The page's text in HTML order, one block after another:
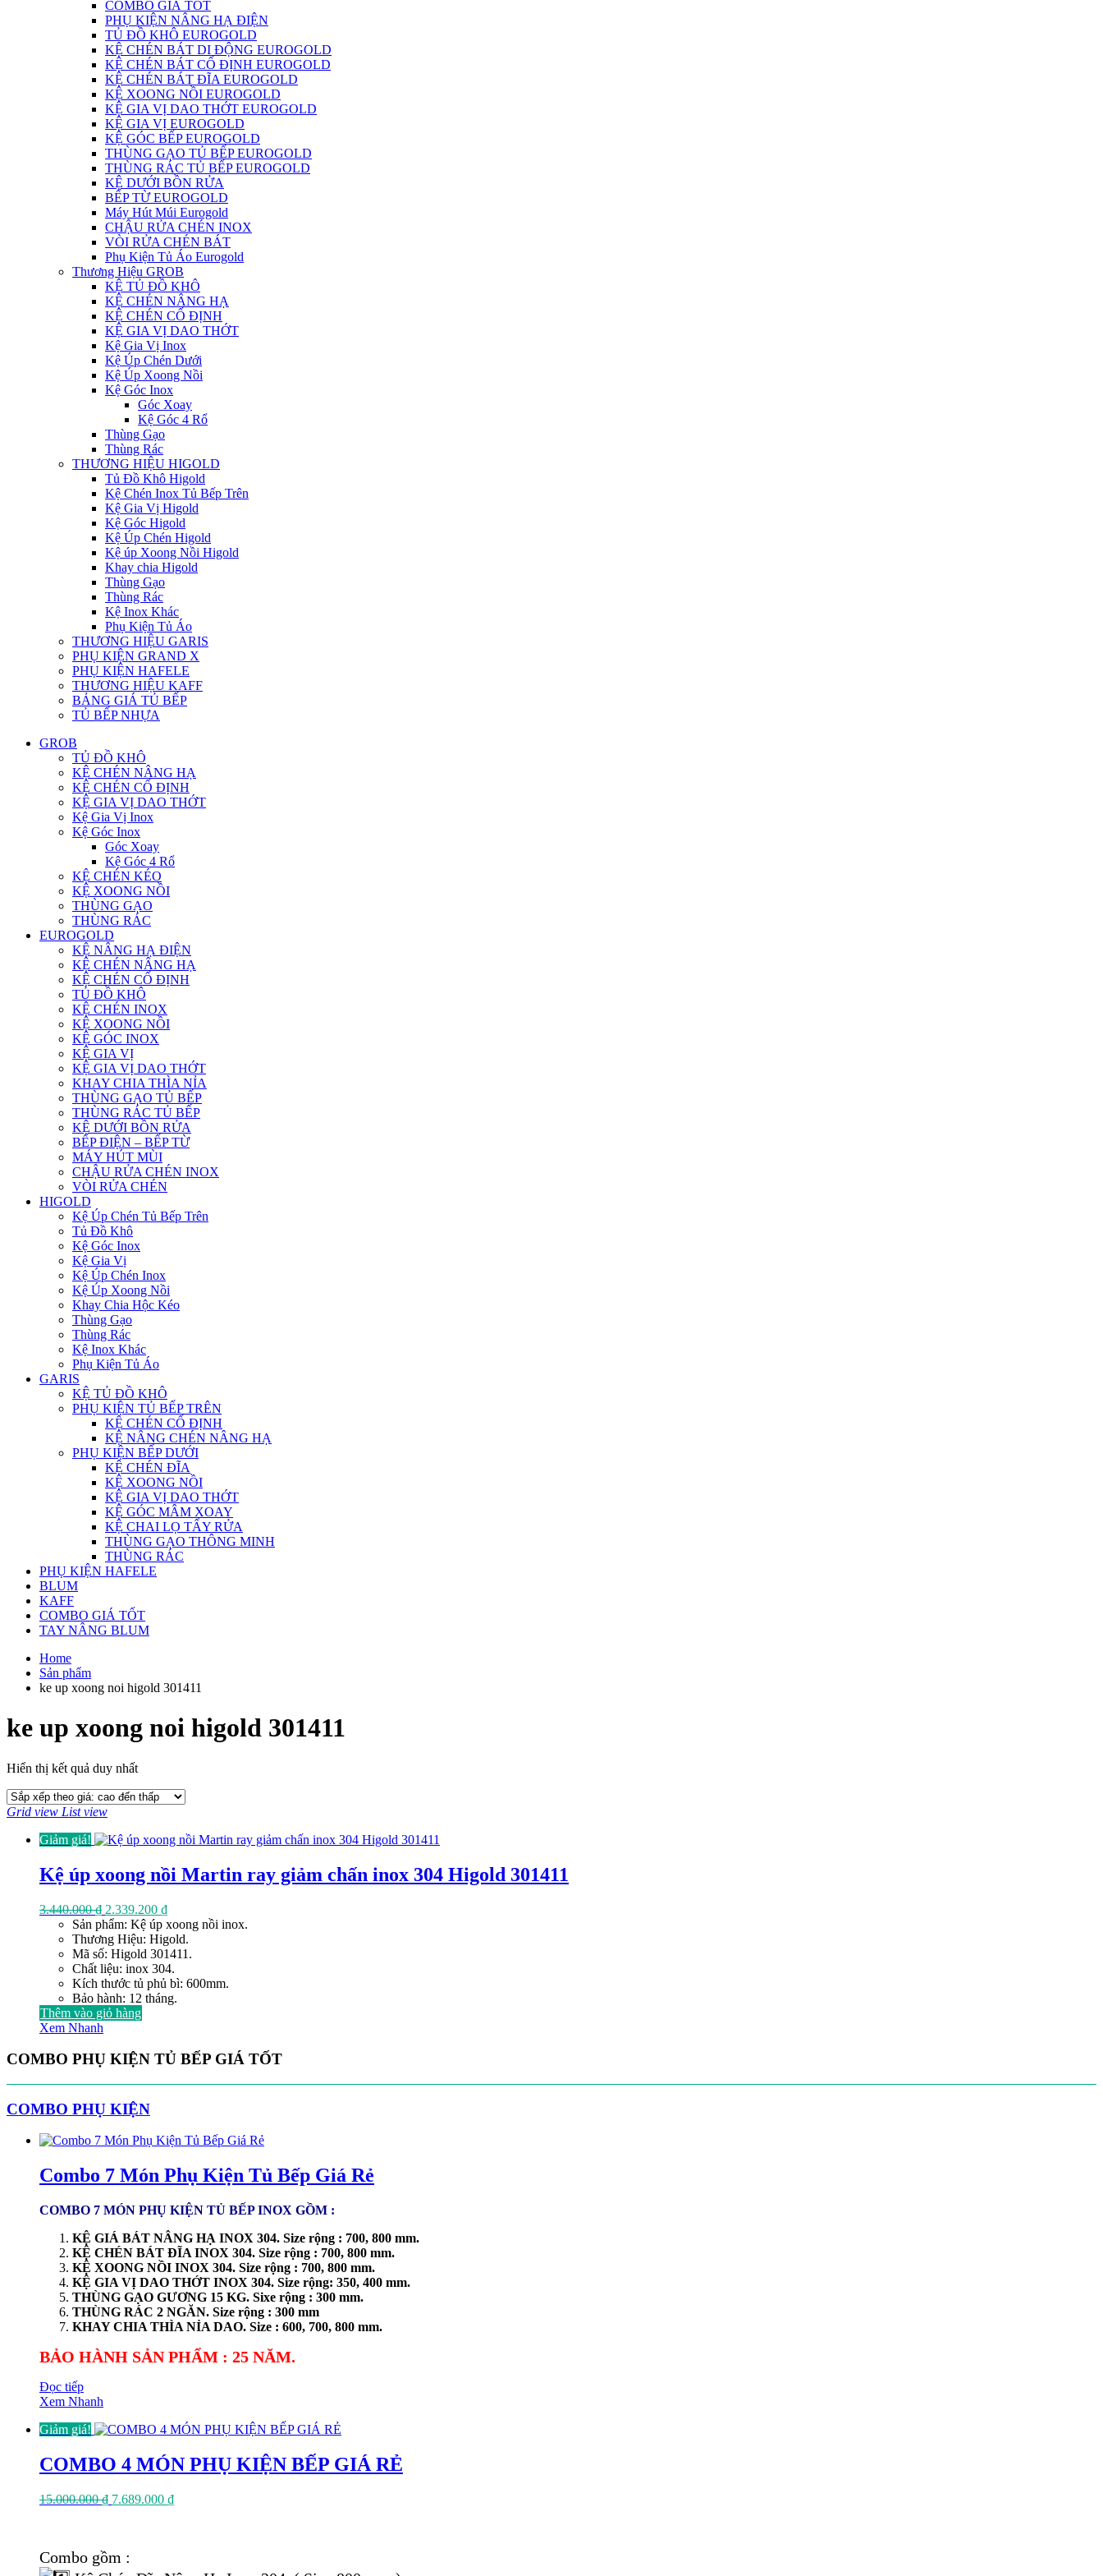
COMBO GIÁ TỐT
PHỤ KIỆN NÂNG HẠ ĐIỆN
TỦ ĐỒ KHÔ EUROGOLD
KỆ CHÉN BÁT DI ĐỘNG EUROGOLD
KỆ CHÉN BÁT CỐ ĐỊNH EUROGOLD
KỆ CHÉN BÁT ĐĨA EUROGOLD
KỆ XOONG NỒI EUROGOLD
KỆ GIA VỊ DAO THỚT EUROGOLD
KỆ GIA VỊ EUROGOLD
KỆ GÓC BẾP EUROGOLD
THÙNG GẠO TỦ BẾP EUROGOLD
THÙNG RÁC TỦ BẾP EUROGOLD
KỆ DƯỚI BỒN RỬA
BẾP TỪ EUROGOLD
Máy Hút Múi Eurogold
CHẬU RỬA CHÉN INOX
VÒI RỬA CHÉN BÁT
Phụ Kiện Tủ Áo Eurogold
Thương Hiệu GROB
KỆ TỦ ĐỒ KHÔ
KỆ CHÉN NÂNG HẠ
KỆ CHÉN CỐ ĐỊNH
KỆ GIA VỊ DAO THỚT
Kệ Gia Vị Inox
Kệ Úp Chén Dưới
Kệ Úp Xoong Nồi
Kệ Góc Inox
Góc Xoay
Kệ Góc 4 Rổ
Thùng Gạo
Thùng Rác
THƯƠNG HIỆU HIGOLD
Tủ Đồ Khô Higold
Kệ Chén Inox Tủ Bếp Trên
Kệ Gia Vị Higold
Kệ Góc Higold
Kệ Úp Chén Higold
Kệ úp Xoong Nồi Higold
Khay chia Higold
Thùng Gạo
Thùng Rác
Kệ Inox Khác
Phụ Kiện Tủ Áo
THƯƠNG HIỆU GARIS
PHỤ KIỆN GRAND X
PHỤ KIỆN HAFELE
THƯƠNG HIỆU KAFF
BẢNG GIÁ TỦ BẾP
TỦ BẾP NHỰA
GROB
TỦ ĐỒ KHÔ
KỆ CHÉN NÂNG HẠ
KỆ CHÉN CỐ ĐỊNH
KỆ GIA VỊ DAO THỚT
Kệ Gia Vị Inox
Kệ Góc Inox
Góc Xoay
Kệ Góc 4 Rổ
KỆ CHÉN KÉO
KỆ XOONG NỒI
THÙNG GẠO
THÙNG RÁC
EUROGOLD
KỆ NÂNG HẠ ĐIỆN
KỆ CHÉN NÂNG HẠ
KỆ CHÉN CỐ ĐỊNH
TỦ ĐỒ KHÔ
KỆ CHÉN INOX
KỆ XOONG NỒI
KỆ GÓC INOX
KỆ GIA VỊ
KỆ GIA VỊ DAO THỚT
KHAY CHIA THÌA NỈA
THÙNG GẠO TỦ BẾP
THÙNG RÁC TỦ BẾP
KỆ DƯỚI BỒN RỬA
BẾP ĐIỆN – BẾP TỪ
MÁY HÚT MÙI
CHẬU RỬA CHÉN INOX
VÒI RỬA CHÉN
HIGOLD
Kệ Úp Chén Tủ Bếp Trên
Tủ Đồ Khô
Kệ Góc Inox
Kệ Gia Vị
Kệ Úp Chén Inox
Kệ Úp Xoong Nồi
Khay Chia Hộc Kéo
Thùng Gạo
Thùng Rác
Kệ Inox Khác
Phụ Kiện Tủ Áo
GARIS
KỆ TỦ ĐỒ KHÔ
PHỤ KIỆN TỦ BẾP TRÊN
KỆ CHÉN CỐ ĐỊNH
KỆ NÂNG CHÉN NÂNG HẠ
PHỤ KIỆN BẾP DƯỚI
KỆ CHÉN ĐĨA
KỆ XOONG NỒI
KỆ GIA VỊ DAO THỚT
KỆ GÓC MÂM XOAY
KỆ CHAI LỌ TẨY RỬA
THÙNG GẠO THÔNG MINH
THÙNG RÁC
PHỤ KIỆN HAFELE
BLUM
KAFF
COMBO GIÁ TỐT
TAY NÂNG BLUM
Home
Sản phẩm
ke up xoong noi higold 301411
ke up xoong noi higold 301411
Hiển thị kết quả duy nhất
Grid view List view
Giảm giá!
Kệ úp xoong nồi Martin ray giảm chấn inox 304 Higold 301411
3.440.000₫ Giá
gốc
là:
3.440.000 ₫.
2.339.200 ₫Giá
hiện
tại
là:
2.339.200 ₫.
Sản phẩm: Kệ úp xoong nồi inox.
Thương Hiệu: Higold.
Mã số: Higold 301411.
Chất liệu: inox 304.
Kích thước tủ phủ bì: 600mm.
Bảo hành: 12 tháng.
Thêm vào giỏ hàng
Xem Nhanh
COMBO PHỤ KIỆN TỦ BẾP GIÁ TỐT
COMBO PHỤ KIỆN
Combo 7 Món Phụ Kiện Tủ Bếp Giá Rẻ
COMBO 7 MÓN PHỤ KIỆN TỦ BẾP INOX GỒM :
KỆ GIÁ BÁT NÂNG HẠ INOX 304. Size rộng : 700, 800 mm.
KỆ CHÉN BÁT ĐĨA INOX 304. Size rộng : 700, 800 mm.
KỆ XOONG NỒI INOX 304. Size rộng : 700, 800 mm.
KỆ GIA VỊ DAO THỚT INOX 304. Size rộng: 350, 400 mm.
THÙNG GẠO GƯƠNG 15 KG. Sixe rộng : 300 mm.
THÙNG RÁC 2 NGĂN. Size rộng : 300 mm
KHAY CHIA THÌA NỈA DAO. Size : 600, 700, 800 mm.
BẢO HÀNH SẢN PHẨM : 25 NĂM.
Đọc tiếp
Xem Nhanh
Giảm giá!
COMBO 4 MÓN PHỤ KIỆN BẾP GIÁ RẺ
15.000.000₫ Giá
7.689.000 ₫Giá
Combo gồm :